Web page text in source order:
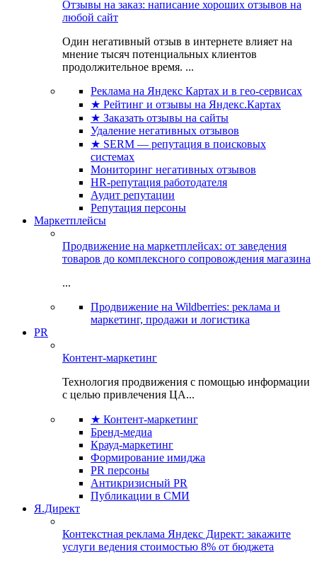
Отзывы на заказ: написание хороших отзывов на
любой сайт
Один негативный отзыв в интернете влияет на
мнение тысяч потенциальных клиентов
продолжительное время. ...
Реклама на Яндекс Картах и в гео-сервисах
★ Рейтинг и отзывы на Яндекс.Картах
★ Заказать отзывы на сайты
Удаление негативных отзывов
★ SERM — репутация в поисковых
системах
Мониторинг негативных отзывов
HR-репутация работодателя
Аудит репутации
Репутация персоны
Маркетплейсы
Продвижение на маркетплейсах: от заведения
товаров до комплексного сопровождения магазина
...
Продвижение на Wildberries: реклама и
маркетинг, продажи и логистика
PR
Контент-маркетинг
Технология продвижения с помощью информации
с целью привлечения ЦА...
★ Контент-маркетинг
Бренд-медиа
Крауд-маркетинг
Формирование имиджа
PR персоны
Антикризисный PR
Публикации в СМИ
Я.Директ
Контекстная реклама Яндекс Директ: закажите
услуги ведения стоимостью 8% от бюджета